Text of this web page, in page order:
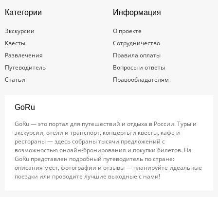
Категории
Экскурсии
Квесты
Развлечения
Путеводитель
Статьи
Информация
О проекте
Сотрудничество
Правила оплаты
Вопросы и ответы
Правообладателям
GoRu
GoRu — это портал для путешествий и отдыха в России. Туры и
экскурсии, отели и транспорт, концерты и квесты, кафе и
рестораны — здесь собраны тысячи предложений с
возможностью онлайн-бронирования и покупки билетов. На
GoRu представлен подробный путеводитель по стране:
описания мест, фотографии и отзывы — планируйте идеальные
поездки или проводите лучшие выходные с нами!